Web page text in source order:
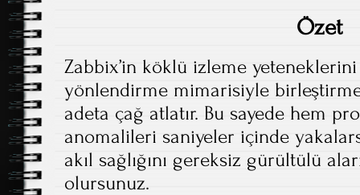
Özet
Zabbix’in köklü izleme
yönlendirme mimarisiyle
adeta çağ atlatır. Bu sayede hem
anomalileri saniyeler içinde
akıl sağlığını gereksiz gürültülü
olursunuz.